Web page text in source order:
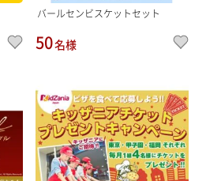
バールセンビスケットセット
50名様